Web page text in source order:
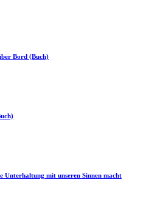
Bord (Buch)
Unterhaltung mit unseren Sinnen macht